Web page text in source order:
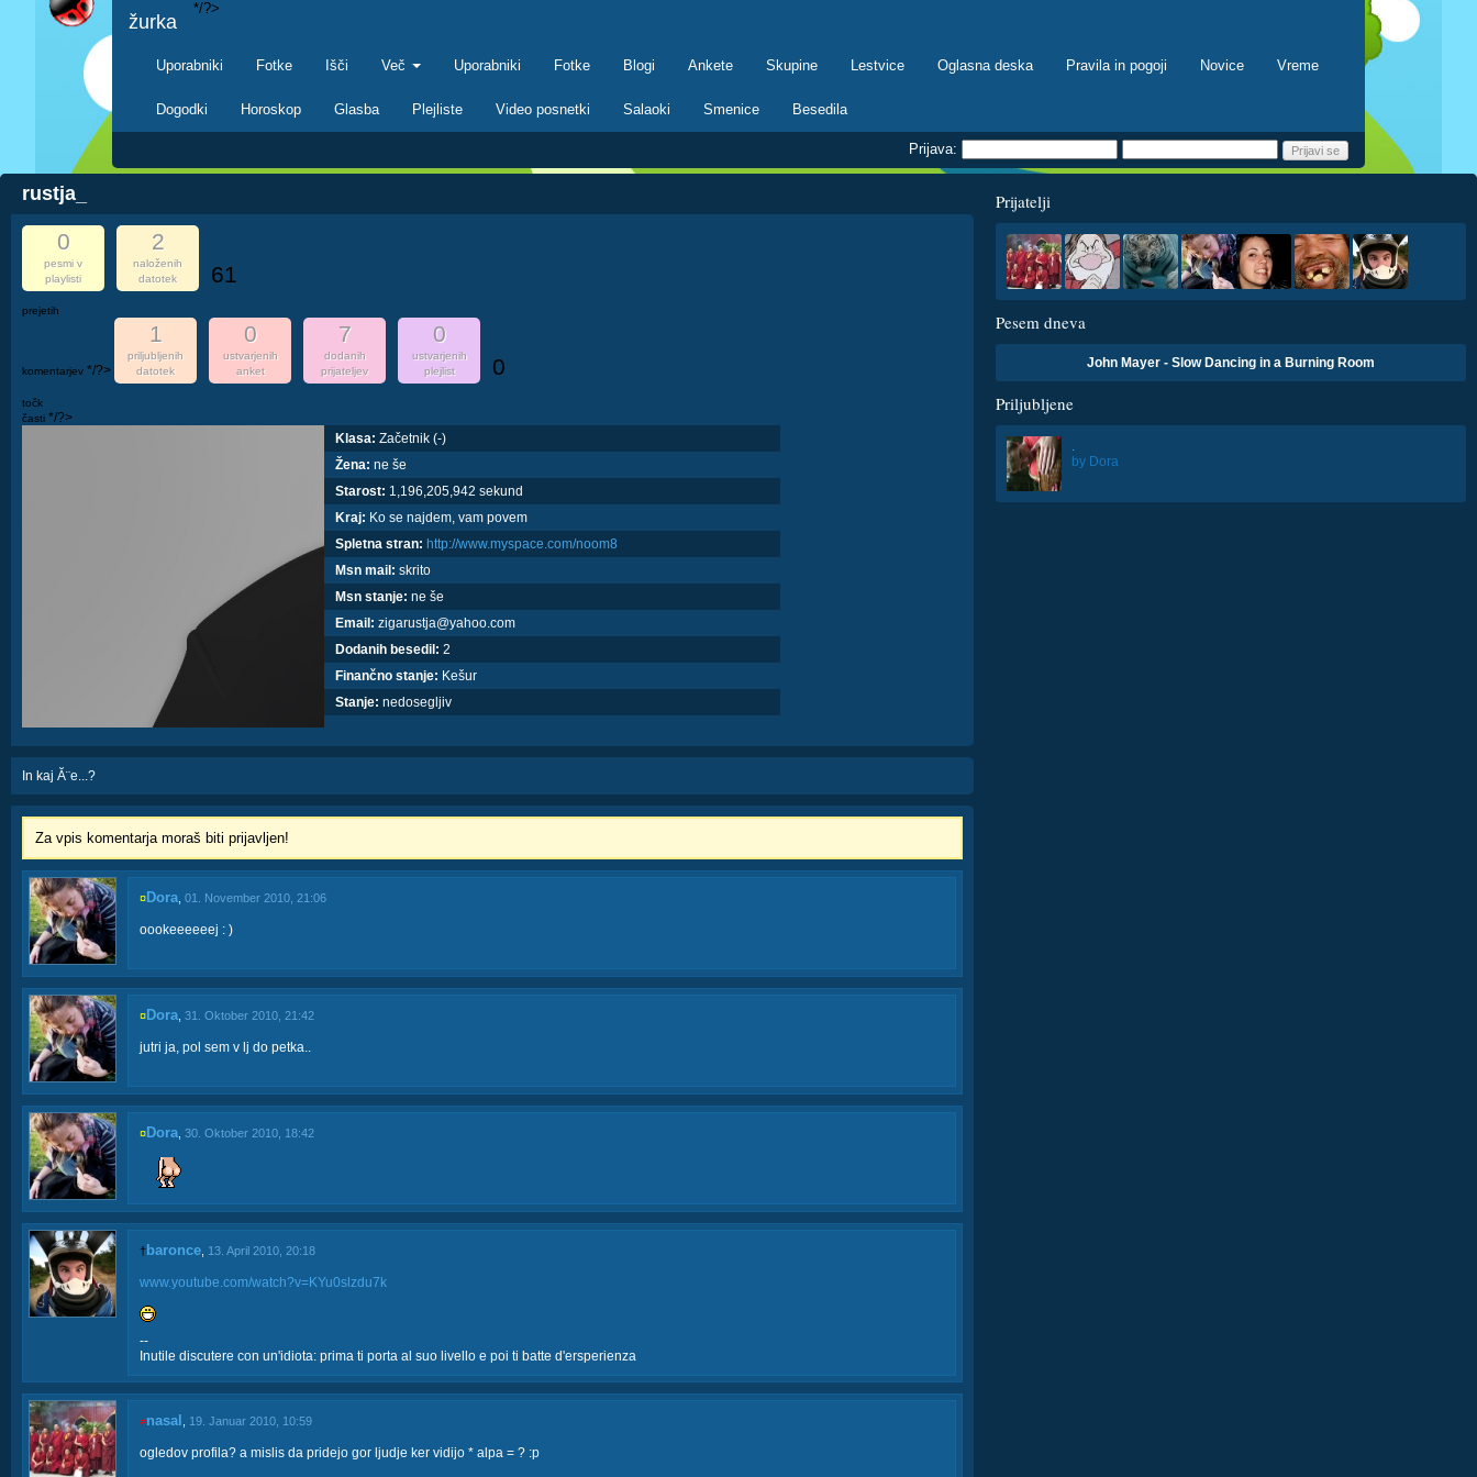
žurka
Uporabniki Fotke Išči Več Uporabniki Fotke Blogi Ankete Skupine Lestvice Oglasna deska Pravila in pogoji Novice Vreme
Dogodki Horoskop Glasba Plejliste Video posnetki Salaoki Smenice Besedila
*/?>
Prijava:
rustja_
0
pesmi v
playlisti
2
naloženih
datotek
61
prejetih
komentarjev */?>
1
priljubljenih
datotek
0
ustvarjenih
anket
7
dodanih
prijateljev
0
ustvarjenih
plejlist
0
točk
časti */?>
Klasa: Začetnik (-)
Žena: ne še
Starost: 1,196,205,942 sekund
Kraj: Ko se najdem, vam povem
Spletna stran: http://www.myspace.com/noom8
Msn mail: skrito
Msn stanje: ne še
Email: zigarustja@yahoo.com
Dodanih besedil: 2
Finančno stanje: Kešur
Stanje: nedosegljiv
In kaj Ă¨e...?
Za vpis komentarja moraš biti prijavljen!
¤Dora 01. November 2010, 21:06
oookeeeeeej : )
¤Dora 31. Oktober 2010, 21:42
jutri ja, pol sem v lj do petka..
¤Dora 30. Oktober 2010, 18:42
†baronce 13. April 2010, 20:18
www.youtube.com/watch?v=KYu0slzdu7k
--
Inutile discutere con un'idiota: prima ti porta al suo livello e poi ti batte d'ersperienza
≠nasal 19. Januar 2010, 10:59
ogledov profila? a mislis da pridejo gor ljudje ker vidijo * alpa = ? :p
Prijatelji
Pesem dneva
John Mayer - Slow Dancing in a Burning Room
Priljubljene
by Dora